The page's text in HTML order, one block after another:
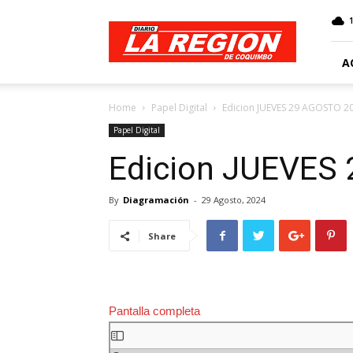
Diario
Región
Home Papel Digital Edicion JUEVES 29 AGOSTO
Papel Digital
Edicion JUEVES
By Diagramación - 29 Agosto, 2024
Share
Pantalla completa
Saltar